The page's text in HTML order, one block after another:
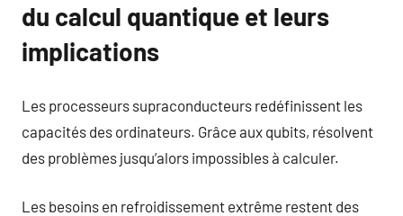
du calcul quantique et leurs
implications
Les processeurs supraconducteurs redéfinissent les
capacités des ordinateurs. Grâce aux qubits, résolvent
des problèmes jusqu’alors impossibles à calculer.
Les besoins en refroidissement extrême restent des